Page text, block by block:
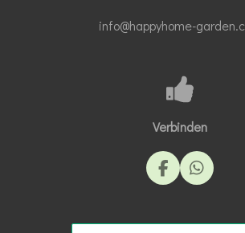
info@happyhome-
Verbinden
F
a
e
W
h
t